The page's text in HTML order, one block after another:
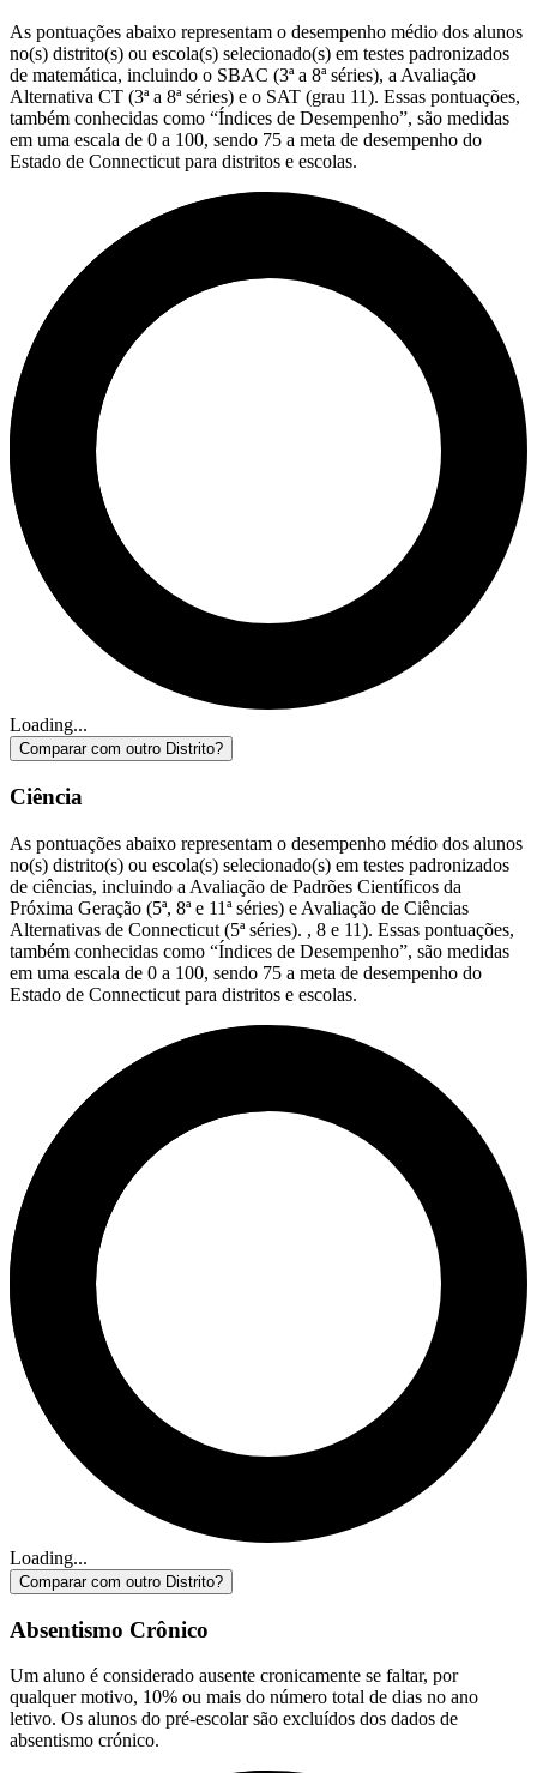
As pontuações abaixo representam o desempenho médio dos alunos
no(s) distrito(s) ou escola(s) selecionado(s) em testes padronizados
de matemática, incluindo o SBAC (3ª a 8ª séries), a Avaliação
Alternativa CT (3ª a 8ª séries) e o SAT (grau 11). Essas pontuações,
também conhecidas como “Índices de Desempenho”, são medidas
em uma escala de 0 a 100, sendo 75 a meta de desempenho do
Estado de Connecticut para distritos e escolas.
Loading...
Comparar com outro Distrito?
Ciência
As pontuações abaixo representam o desempenho médio dos alunos
no(s) distrito(s) ou escola(s) selecionado(s) em testes padronizados
de ciências, incluindo a Avaliação de Padrões Científicos da
Próxima Geração (5ª, 8ª e 11ª séries) e Avaliação de Ciências
Alternativas de Connecticut (5ª séries). , 8 e 11). Essas pontuações,
também conhecidas como “Índices de Desempenho”, são medidas
em uma escala de 0 a 100, sendo 75 a meta de desempenho do
Estado de Connecticut para distritos e escolas.
Loading...
Comparar com outro Distrito?
Absentismo Crônico
Um aluno é considerado ausente cronicamente se faltar, por
qualquer motivo, 10% ou mais do número total de dias no ano
letivo. Os alunos do pré-escolar são excluídos dos dados de
absentismo crónico.